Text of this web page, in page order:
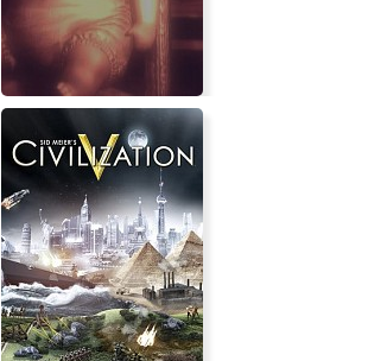
The Childs Sight